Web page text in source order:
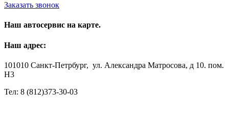
Заказать звонок
Наш автосервис на карте.
Наш адрес:
101010 Санкт-Петрбург, ул. Александра Матросова, д 10. пом.
H3
Тел: 8 (812)373-30-03